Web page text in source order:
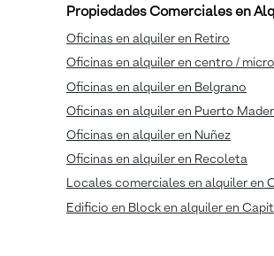
Propiedades Comerciales en
Oficinas en alquiler en Retiro
Oficinas en alquiler en centro /
Oficinas en alquiler en Belgrano
Oficinas en alquiler en Puerto
Oficinas en alquiler en Nuñez
Oficinas en alquiler en Recoleta
Locales comerciales en alquiler en
Edificio en Block en alquiler en